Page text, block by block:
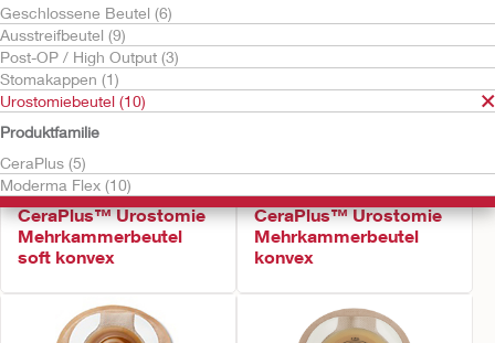
Geschlossene Beutel (6)
Ausstreifbeutel (9)
Post-OP / High Output (3)
Stomakappen (1)
Urostomiebeutel (10)
Produktfamilie
CeraPlus (5)
Moderma Flex (10)
Kostenlos testen
CeraPlus™ Urostomie
Mehrkammerbeutel
soft konvex
Kostenlos testen
CeraPlus™ Urostomie
Mehrkammerbeutel
konvex